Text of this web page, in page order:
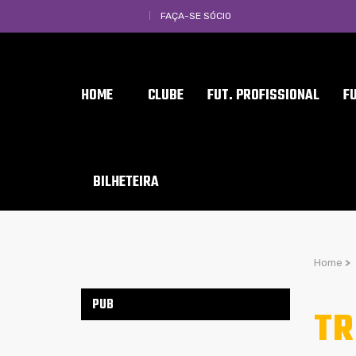
FAÇA-SE SÓCIO
HOME CLUBE FUT. PROFISSIONAL
BILHETEIRA
Home >
PUB